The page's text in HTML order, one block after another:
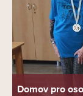
Domov pro